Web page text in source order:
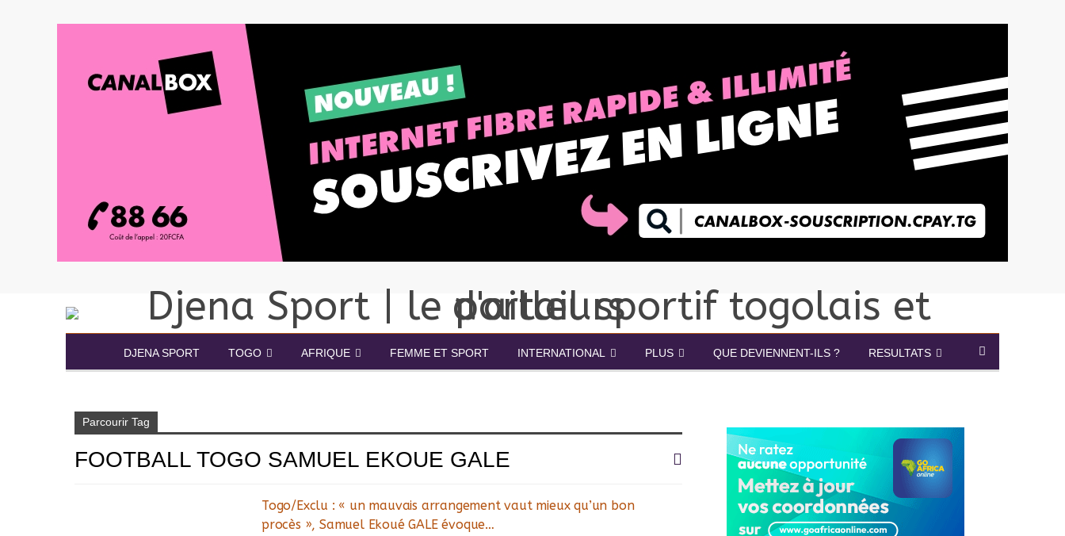
DJENA SPORT TOGO AFRIQUE FEMME ET SPORT INTERNATIONAL PLUS QUE DEVIENNENT-ILS ? RESULTATS
Parcourir Tag
FOOTBALL TOGO SAMUEL EKOUE GALE
Togo/Exclu : « un mauvais arrangement vaut mieux qu’un bon
procès », Samuel Ekoué GALE évoque…